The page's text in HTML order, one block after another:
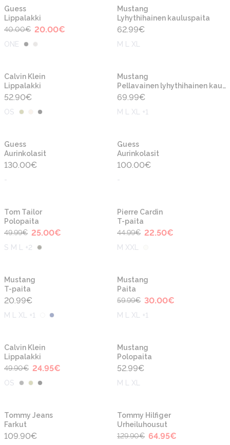
Guess
Lippalakki
40.00€ 20.00€
ONE
Mustang
Lyhythihainen kauluspaita
62.99€
M L XL
Calvin Klein
Lippalakki
52.90€
OS
Mustang
Pellavainen lyhythihainen kauluspaita
69.99€
M L XL +1
Guess
Aurinkolasit
130.00€
-
Guess
Aurinkolasit
100.00€
-
-50%
Tom Tailor
Polopaita
49.99€ 25.00€
S M L +2
-50%
Pierre Cardin
T-paita
44.99€ 22.50€
M XXL
Mustang
T-paita
20.99€
M L XL +1
-50%
Mustang
Paita
59.99€ 30.00€
M L XL +1
-50%
Calvin Klein
Lippalakki
49.90€ 24.95€
OS
Mustang
Polopaita
52.99€
M L XL
Tommy Jeans
Farkut
109.90€
-50%
Tommy Hilfiger
Urheiluhousut
129.90€ 64.95€